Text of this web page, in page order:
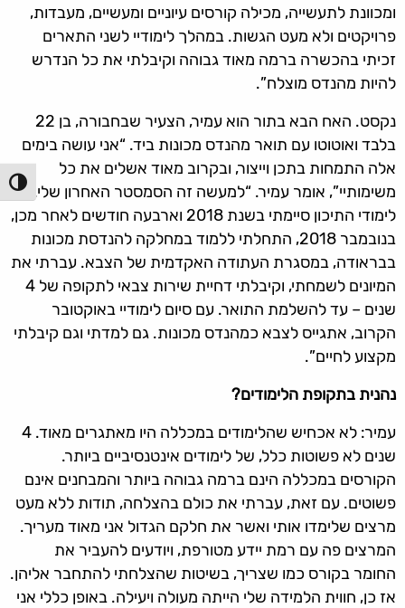
ומכוונת לתעשייה, מכילה קורסים עיוניים ומעשיים, מעבדות,
פרויקטים ולא מעט הגשות. במהלך לימודיי לשני התארים
זכיתי בהכשרה ברמה מאוד גבוהה וקיבלתי את כל הנדרש
להיות מהנדס מוצלח”.
נקסט. האח הבא בתור הוא עמיר, הצעיר שבחבורה, בן 22
בלבד ואוטוטו עם תואר מהנדס מכונות ביד. “אני עושה בימים
אלה התמחות בתכן וייצור, ובקרוב מאוד אשלים את כל
משימותיי”, אומר עמיר. “למעשה זה הסמסטר האחרון שלי. את
לימודי התיכון סיימתי בשנת 2018 וארבעה חודשים לאחר מכן,
בנובמבר 2018, התחלתי ללמוד במחלקה להנדסת מכונות
בבראודה, במסגרת העתודה האקדמית של הצבא. עברתי את
המיונים לשמחתי, וקיבלתי דחיית שירות צבאי לתקופה של 4
שנים – עד להשלמת התואר. עם סיום לימודיי באוקטובר
הקרוב, אתגייס לצבא כמהנדס מכונות. גם למדתי וגם קיבלתי
מקצוע לחיים”.
נהנית בתקופת הלימודים?
עמיר: לא אכחיש שהלימודים במכללה היו מאתגרים מאוד. 4
שנים לא פשוטות כלל, של לימודים אינטנסיביים ביותר.
הקורסים במכללה הינם ברמה גבוהה ביותר והמבחנים אינם
פשוטים. עם זאת, עברתי את כולם בהצלחה, תודות ללא מעט
מרצים שלימדו אותי ואשר את חלקם הגדול אני מאוד מעריך.
המרצים פה עם רמת יידע מטורפת, ויודעים להעביר את
החומר בקורס כמו שצריך, בשיטות שהצלחתי להתחבר אליהן.
אז כן, חווית הלמידה שלי הייתה מעולה ויעילה. באופן כללי אני